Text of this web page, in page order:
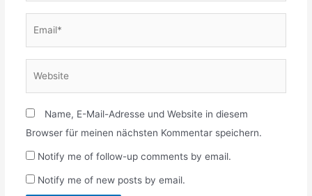
Name, E-Mail-Adresse und Website in diesem
Browser für meinen nächsten Kommentar speichern.
Notify me of follow-up comments by email.
Notify me of new posts by email.